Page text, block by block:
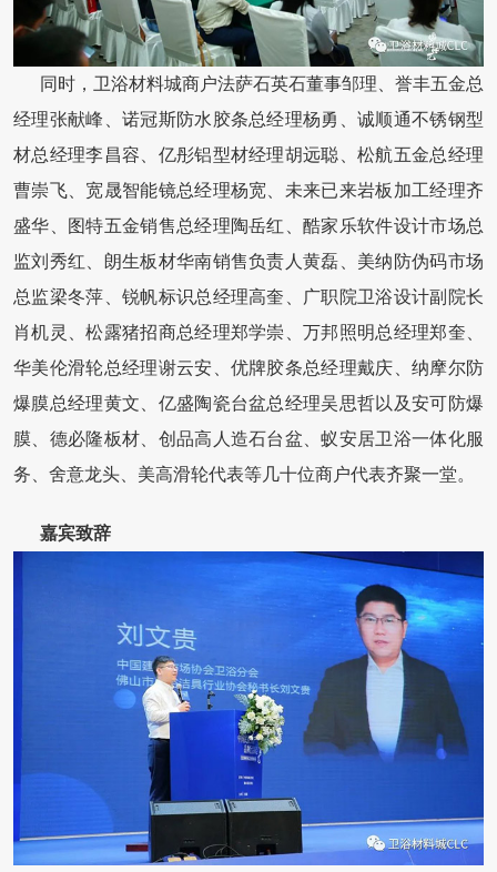
同时，卫浴材料城商户法萨石英石董事邹理、誉丰五金总
经理张献峰、诺冠斯防水胶条总经理杨勇、诚顺通不锈钢型
材总经理李昌容、亿彤铝型材经理胡远聪、松航五金总经理
曹崇飞、宽晟智能镜总经理杨宽、未来已来岩板加工经理齐
盛华、图特五金销售总经理陶岳红、酷家乐软件设计市场总
监刘秀红、朗生板材华南销售负责人黄磊、美纳防伪码市场
总监梁冬萍、锐帆标识总经理高奎、广职院卫浴设计副院长
肖机灵、松露猪招商总经理郑学崇、万邦照明总经理郑奎、
华美伦滑轮总经理谢云安、优牌胶条总经理戴庆、纳摩尔防
爆膜总经理黄文、亿盛陶瓷台盆总经理吴思哲以及安可防爆
膜、德必隆板材、创品高人造石台盆、蚁安居卫浴一体化服
务、舍意龙头、美高滑轮代表等几十位商户代表齐聚一堂。
嘉宾致辞